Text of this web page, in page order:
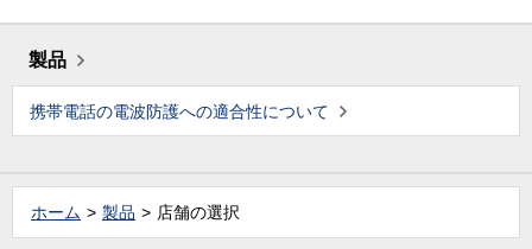
製品
携帯電話の電波防護への適合性について
ホーム 製品 店舗の選択